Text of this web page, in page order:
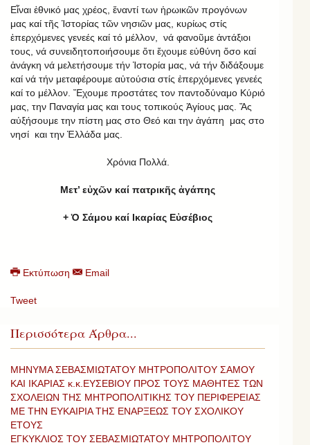
Εἶναι ἐθνικό μας χρέος, ἔναντί των ἡρωικῶν προγόνων
μας καί τῆς Ἱστορίας τῶν νησιῶν μας, κυρίως στίς
ἐπερχόμενες γενεές καί τό μέλλον, νά φανοῦμε ἀντάξιοι
τους, νά συνειδητοποιήσουμε ὅτι ἔχουμε εὐθύνη ὅσο καί
ἀνάγκη νά μελετήσουμε τήν Ἱστορία μας, νά τήν διδάξουμε
καί νά τήν μεταφέρουμε αὐτούσια στίς ἐπερχόμενες γενεές
καί το μέλλον. Ἔχουμε προστάτες τον παντοδύναμο Κύριό
μας, την Παναγία μας και τους τοπικούς Ἁγίους μας. Ἄς
αὐξήσουμε την πίστη μας στο Θεό και την ἀγάπη μας στο
νησί και την Ἑλλάδα μας.
Χρόνια Πολλά.
Μετ’ εὐχῶν καί πατρικῆς ἀγάπης
+ Ὁ Σάμου καί Ικαρίας Εὐσέβιος
Εκτύπωση Email
Tweet
Περισσότερα Άρθρα...
ΜΗΝΥΜΑ ΣΕΒΑΣΜΙΩΤΑΤΟΥ ΜΗΤΡΟΠΟΛΙΤΟΥ ΣΑΜΟΥ
ΚΑΙ ΙΚΑΡΙΑΣ κ.κ.ΕΥΣΕΒΙΟΥ ΠΡΟΣ ΤΟΥΣ ΜΑΘΗΤΕΣ ΤΩΝ
ΣΧΟΛΕΙΩΝ ΤΗΣ ΜΗΤΡΟΠΟΛΙΤΙΚΗΣ ΤΟΥ ΠΕΡΙΦΕΡΕΙΑΣ
ΜΕ ΤΗΝ ΕΥΚΑΙΡΙΑ ΤΗΣ ΕΝΑΡΞΕΩΣ ΤΟΥ ΣΧΟΛΙΚΟΥ
ΕΤΟΥΣ
ΕΓΚΥΚΛΙΟΣ ΤΟΥ ΣΕΒΑΣΜΙΩΤΑΤΟΥ ΜΗΤΡΟΠΟΛΙΤΟΥ